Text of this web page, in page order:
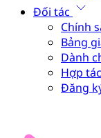
Đối tác
Chính
Bảng
Dành
Hợp
Đăng